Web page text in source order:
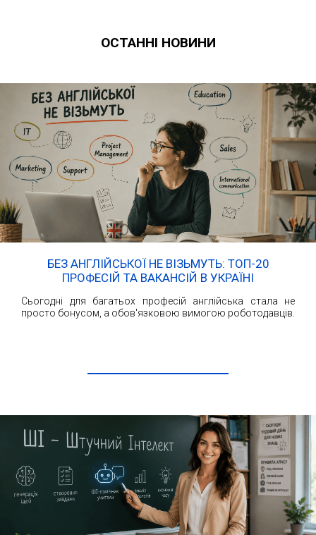
ОСТАННІ НОВИНИ
БЕЗ АНГЛІЙСЬКОЇ НЕ ВІЗЬМУТЬ: ТОП-20
ПРОФЕСІЙ ТА ВАКАНСІЙ В УКРАЇНІ
Сьогодні для багатьох професій англійська стала не
просто бонусом, а обов'язковою вимогою роботодавців.